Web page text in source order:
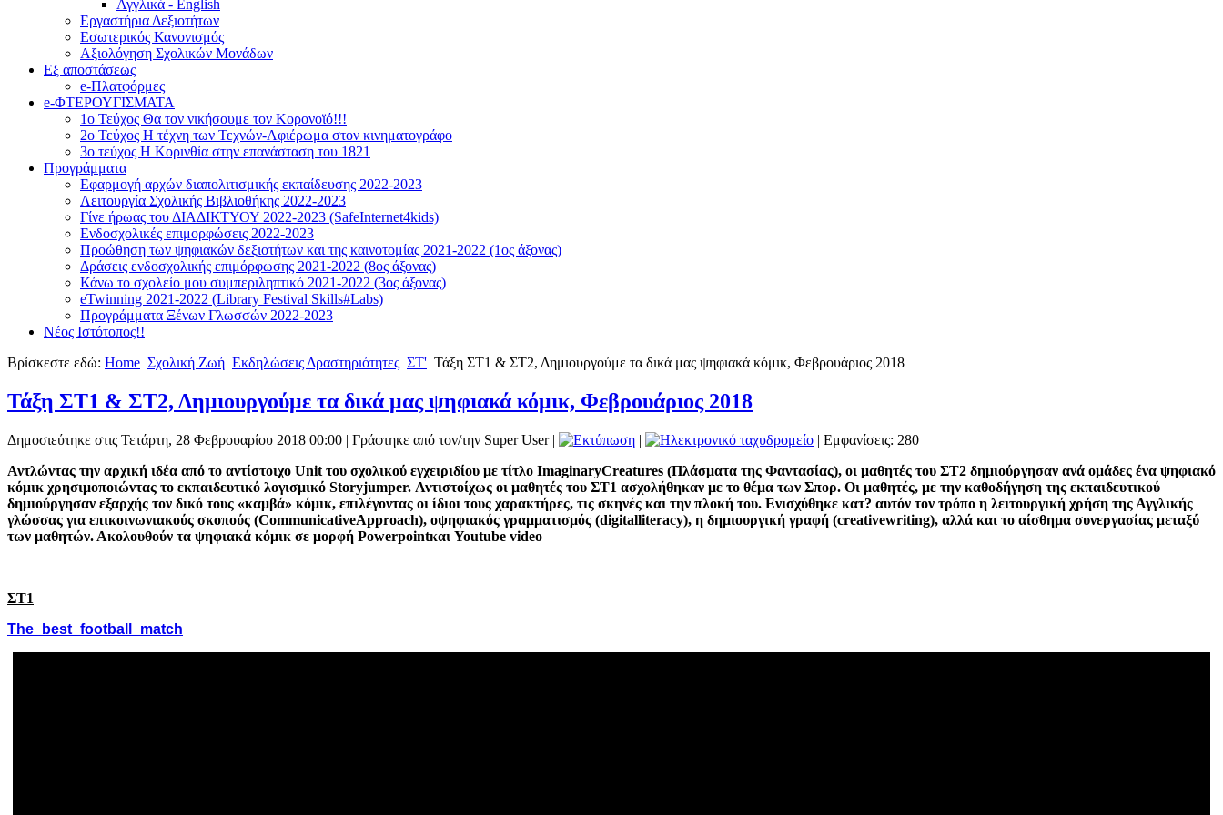
Αγγλικά - English
Εργαστήρια Δεξιοτήτων
Εσωτερικός Κανονισμός
Αξιολόγηση Σχολικών Μονάδων
Εξ αποστάσεως
e-Πλατφόρμες
e-ΦΤΕΡΟΥΓΙΣΜΑΤΑ
1ο Τεύχος Θα τον νικήσουμε τον Κορονοϊό!!!
2ο Τεύχος Η τέχνη των Τεχνών-Αφιέρωμα στον κινηματογράφο
3ο τεύχος Η Κορινθία στην επανάσταση του 1821
Προγράμματα
Εφαρμογή αρχών διαπολιτισμικής εκπαίδευσης 2022-2023
Λειτουργία Σχολικής Βιβλιοθήκης 2022-2023
Γίνε ήρωας του ΔΙΑΔΙΚΤΥΟΥ 2022-2023 (SafeInternet4kids)
Ενδοσχολικές επιμορφώσεις 2022-2023
Προώθηση των ψηφιακών δεξιοτήτων και της καινοτομίας 2021-2022 (1ος άξονας)
Δράσεις ενδοσχολικής επιμόρφωσης 2021-2022 (8ος άξονας)
Κάνω το σχολείο μου συμπεριληπτικό 2021-2022 (3ος άξονας)
eTwinning 2021-2022 (Library Festival Skills#Labs)
Προγράμματα Ξένων Γλωσσών 2022-2023
Νέος Ιστότοπος!!
Βρίσκεστε εδώ: Home Σχολική Ζωή Εκδηλώσεις Δραστηριότητες ΣΤ' Τάξη ΣΤ1 & ΣΤ2, Δημιουργούμε τα δικά μας ψηφιακά κόμικ, Φεβρουάριος 2018
Τάξη ΣΤ1 & ΣΤ2, Δημιουργούμε τα δικά μας ψηφιακά κόμικ, Φεβρουάριος 2018
Δημοσιεύτηκε στις Τετάρτη, 28 Φεβρουαρίου 2018 00:00 | Γράφτηκε από τον/την Super User| |
| Εμφανίσεις: 280
Αντλώντας την αρχική ιδέα από το αντίστοιχο Unit του σχολικού εγχειριδίου με τίτλο ImaginaryCreatures (Πλάσματα της Φαντασίας), οι μαθητές του ΣΤ2 δημιούργησαν ανά ομάδες ένα ψηφιακό
κόμικ χρησιμοποιώντας το εκπαιδευτικό λογισμικό Storyjumper. Αντιστοίχως οι μαθητές του ΣΤ1 ασχολήθηκαν με το θέμα των Σπορ. Οι μαθητές, με την καθοδήγηση της εκπαιδευτικού
δημιούργησαν εξαρχής τον δικό τους «καμβά» κόμικ, επιλέγοντας οι ίδιοι τους χαρακτήρες, τις σκηνές και την πλοκή του. Ενισχύθηκε κατ? αυτόν τον τρόπο η λειτουργική χρήση της Αγγλικής
γλώσσας για επικοινωνιακούς σκοπούς (CommunicativeApproach), oψηφιακός γραμματισμός (digitalliteracy), η δημιουργική γραφή (creativewriting), αλλά και το αίσθημα συνεργασίας μεταξύ
των μαθητών. Ακολουθούν τα ψηφιακά κόμικ σε μορφή Powerpointκαι Youtube video
ΣΤ1
The_best_football_match